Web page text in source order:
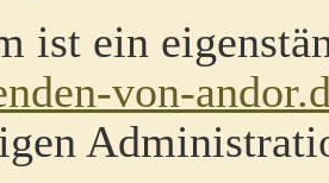
ist ein
von-